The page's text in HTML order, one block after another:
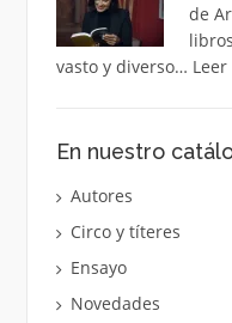
de
vasto y diverso… Leer
En nuestro
Autores
Circo y títeres
Ensayo
Novedades